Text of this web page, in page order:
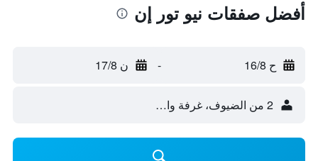
أفضل صفقات نيو تور إن
ح 16/8 - ن 17/8
2 من الضيوف، غرفة واحدة